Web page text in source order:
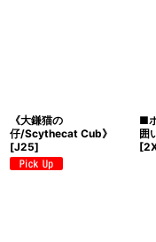
《大鎌猫の
仔/Scythecat Cub》
[J25]
■
囲